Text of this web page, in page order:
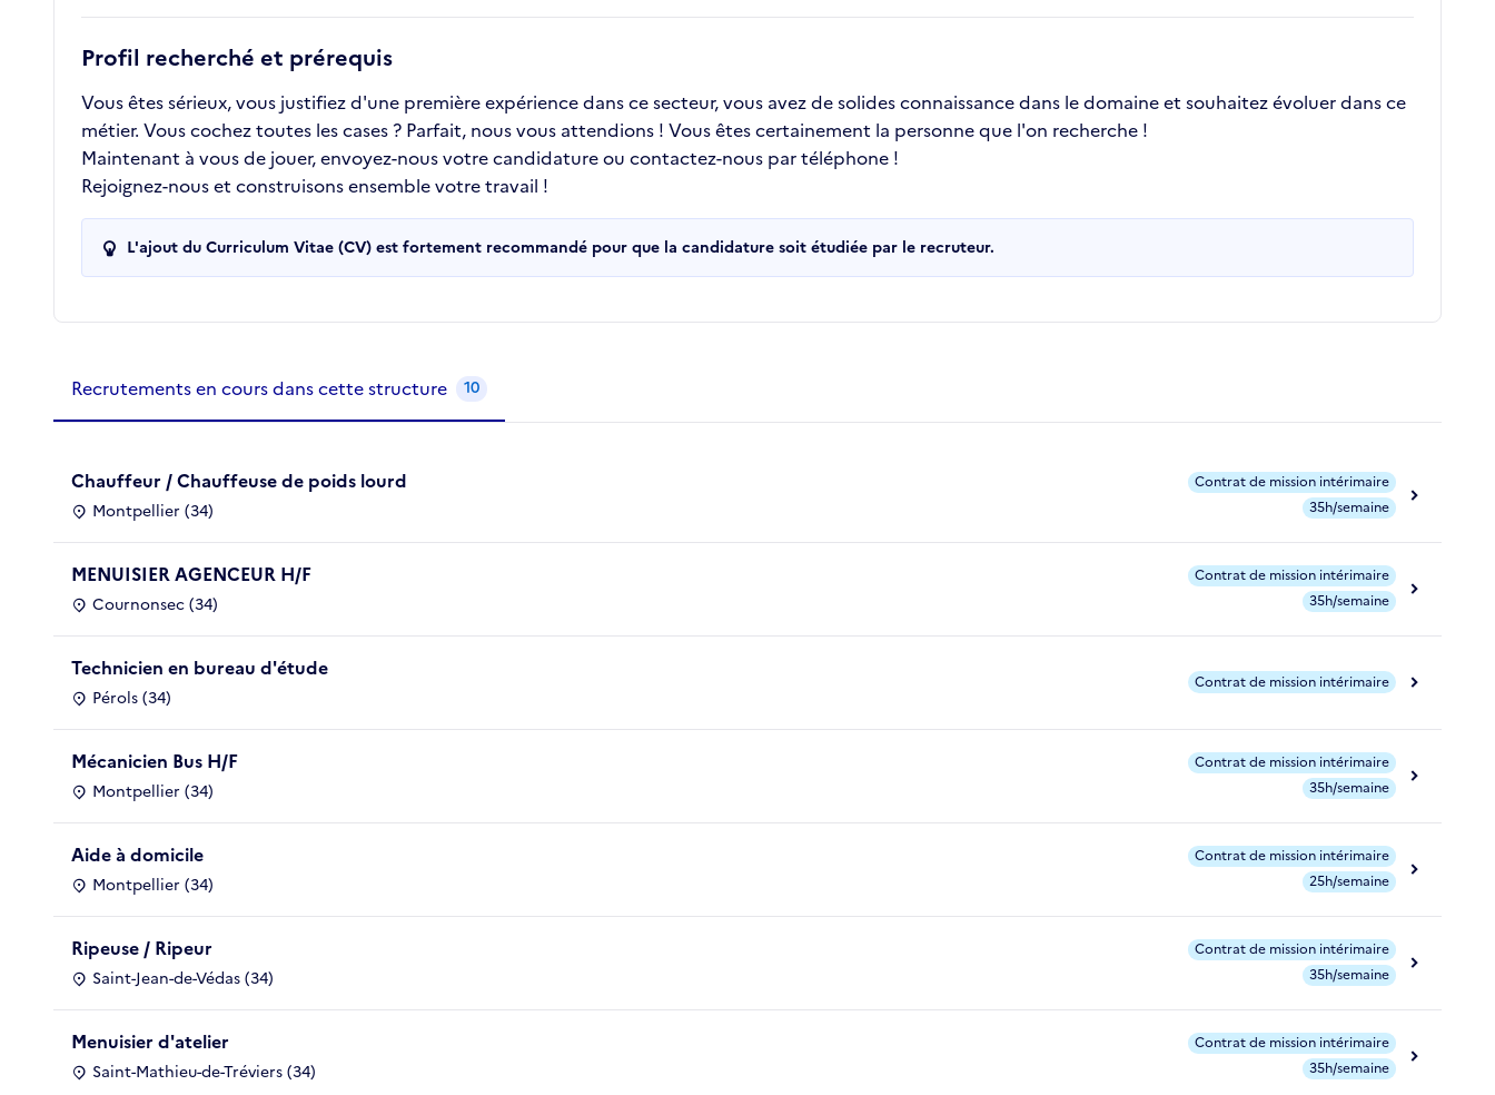
Profil recherché et prérequis
Vous êtes sérieux, vous justifiez d'une première expérience dans ce secteur, vous avez de solides connaissance dans le domaine et souhaitez évoluer dans ce
métier. Vous cochez toutes les cases ? Parfait, nous vous attendions ! Vous êtes certainement la personne que l'on recherche !
Maintenant à vous de jouer, envoyez-nous votre candidature ou contactez-nous par téléphone !
Rejoignez-nous et construisons ensemble votre travail !
L'ajout du Curriculum Vitae (CV) est fortement recommandé pour que la candidature soit étudiée par le recruteur.
Recrutements de la structure
Recrutements en cours dans cette structure 10
Chauffeur / Chauffeuse de poids lourd
Montpellier (34)
Contrat de mission intérimaire
35h/semaine
MENUISIER AGENCEUR H/F
Cournonsec (34)
Contrat de mission intérimaire
35h/semaine
Technicien en bureau d'étude
Pérols (34)
Contrat de mission intérimaire
Mécanicien Bus H/F
Montpellier (34)
Contrat de mission intérimaire
35h/semaine
Aide à domicile
Montpellier (34)
Contrat de mission intérimaire
25h/semaine
Ripeuse / Ripeur
Saint-Jean-de-Védas (34)
Contrat de mission intérimaire
35h/semaine
Menuisier d'atelier
Saint-Mathieu-de-Tréviers (34)
Contrat de mission intérimaire
35h/semaine